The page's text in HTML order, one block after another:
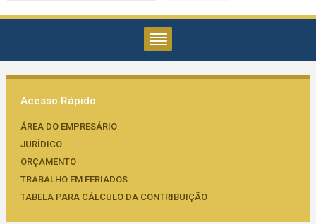
Acesso Rápido
ÁREA DO EMPRESÁRIO
JURÍDICO
ORÇAMENTO
TRABALHO EM FERIADOS
TABELA PARA CÁLCULO DA CONTRIBUIÇÃO